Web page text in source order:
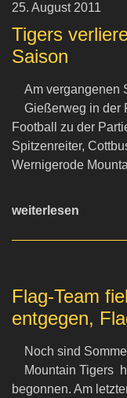
25. August 2011
Tigers
Saison
Am vergangenen
Gießerweg in der
Football zu der
Spitzenreiter,
Wernigerode
weiterlesen
Flag-Team
entgegen,
Noch sind
Mountain Tigers
begonnen. Am